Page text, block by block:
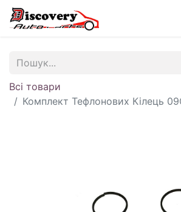
Всі товари
Комплект Тефлонових Кілець